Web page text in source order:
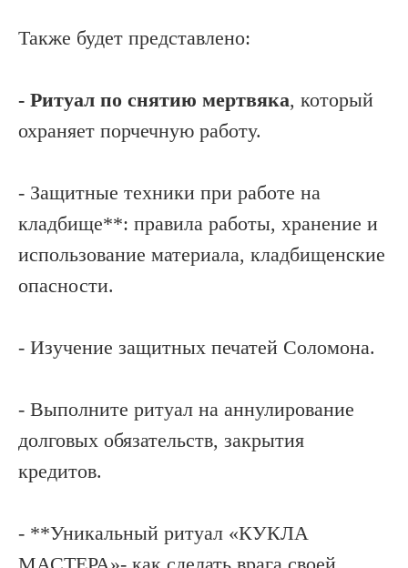
Также будет представлено:
- Ритуал по снятию мертвяка, который
охраняет порчечную работу.
- Защитные техники при работе на
кладбище**: правила работы, хранение и
использование материала, кладбищенские
опасности.
- Изучение защитных печатей Соломона.
- Выполните ритуал на аннулирование
долговых обязательств, закрытия
кредитов.
- **Уникальный ритуал «КУКЛА